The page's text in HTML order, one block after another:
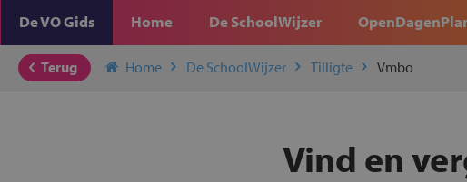
De VO Gids Home De SchoolWijzer
Terug Home De SchoolWijzer Tilligte Vmbo
Vind en